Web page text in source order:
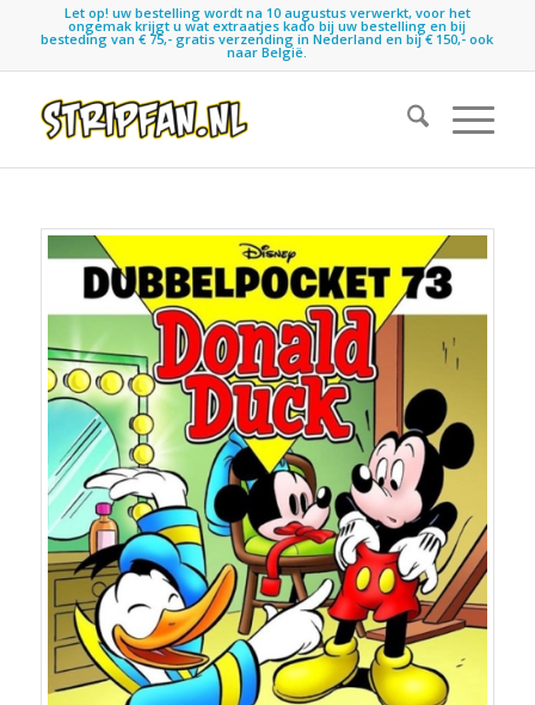
Let op! uw bestelling wordt na 10 augustus verwerkt, voor het
ongemak krijgt u wat extraatjes kado bij uw bestelling en bij
besteding van € 75,- gratis verzending in Nederland en bij € 150,- ook
naar België.